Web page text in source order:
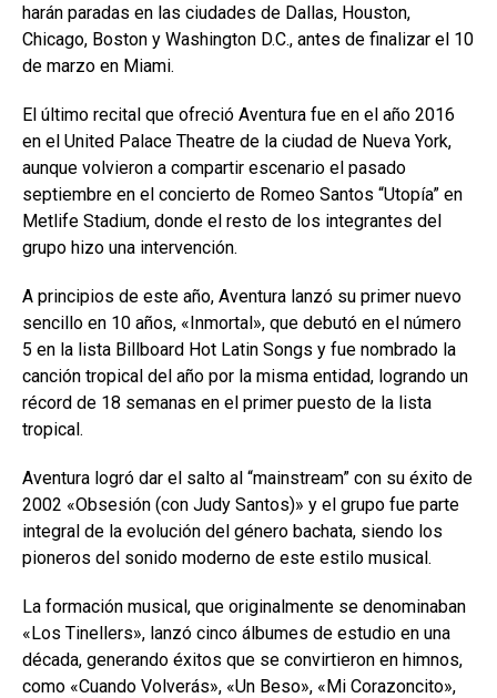
harán paradas en las ciudades de Dallas, Houston,
Chicago, Boston y Washington D.C., antes de finalizar el 10
de marzo en Miami.
El último recital que ofreció Aventura fue en el año 2016
en el United Palace Theatre de la ciudad de Nueva York,
aunque volvieron a compartir escenario el pasado
septiembre en el concierto de Romeo Santos “Utopía” en
Metlife Stadium, donde el resto de los integrantes del
grupo hizo una intervención.
A principios de este año, Aventura lanzó su primer nuevo
sencillo en 10 años, «Inmortal», que debutó en el número
5 en la lista Billboard Hot Latin Songs y fue nombrado la
canción tropical del año por la misma entidad, logrando un
récord de 18 semanas en el primer puesto de la lista
tropical.
Aventura logró dar el salto al “mainstream” con su éxito de
2002 «Obsesión (con Judy Santos)» y el grupo fue parte
integral de la evolución del género bachata, siendo los
pioneros del sonido moderno de este estilo musical.
La formación musical, que originalmente se denominaban
«Los Tinellers», lanzó cinco álbumes de estudio en una
década, generando éxitos que se convirtieron en himnos,
como «Cuando Volverás», «Un Beso», «Mi Corazoncito»,